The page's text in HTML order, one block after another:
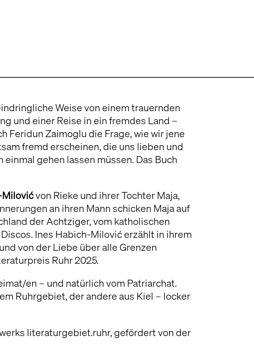
Weise von einem trauernden
und einer Reise in ein fremdes Land –
Feridun Zaimoglu die Frage, wie wir jene
fremd erscheinen, die uns lieben und
gehen lassen müssen. Das Buch
Milovićvon Rieke und ihrer Tochter Maja,
an ihren Mann schicken Maja auf
der Achtziger, vom katholischen
Ines Habich-Milović erzählt in ihrem
von der Liebe über alle Grenzen
Ruhr 2025.
en – und natürlich vom Patriarchat.
Ruhrgebiet, der andere aus Kiel – locker
literaturgebiet.ruhr, gefördert von der